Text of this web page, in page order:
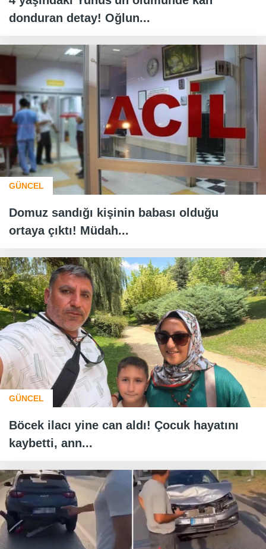
donduran detay! Oğlun...
GÜNCEL
Domuz sandığı kişinin babası olduğu
ortaya çıktı! Müdah...
GÜNCEL
Böcek ilacı yine can aldı! Çocuk hayatını
kaybetti, ann...